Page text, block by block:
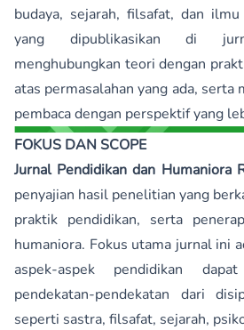
budaya, sejarah, filsafat, dan
yang dipublikasikan di
menghubungkan teori dengan
atas permasalahan yang ada, serta
pembaca dengan perspektif yang
FOKUS DAN SCOPE
Jurnal Pendidikan dan Humaniora
penyajian hasil penelitian yang
praktik pendidikan, serta
humaniora. Fokus utama jurnal ini
aspek-aspek pendidikan
pendekatan-pendekatan dari
seperti sastra, filsafat, sejarah,